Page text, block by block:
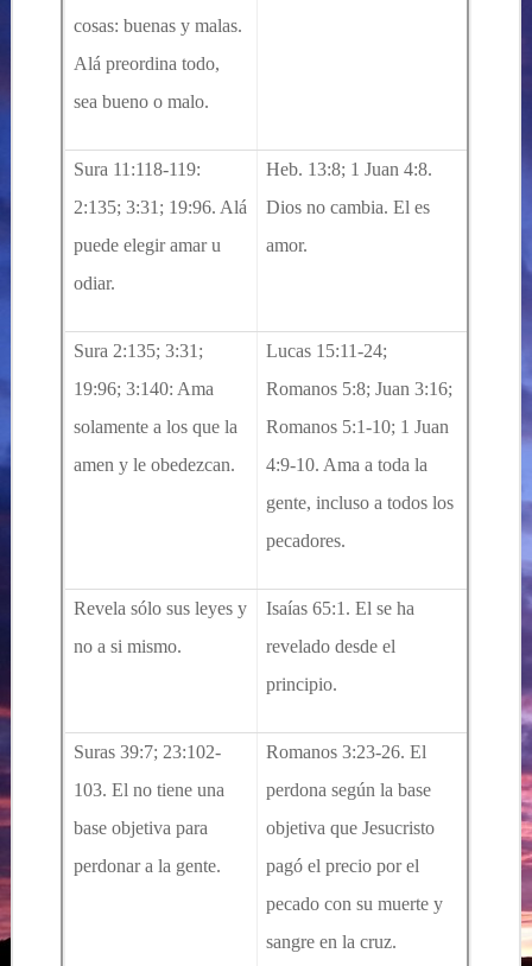
cosas: buenas y malas.
Alá preordina todo,
sea bueno o malo.
Sura 11:118-119:
2:135; 3:31; 19:96. Alá
puede elegir amar u
odiar.
Heb. 13:8; 1 Juan 4:8.
Dios no cambia. El es
amor.
Sura 2:135; 3:31;
19:96; 3:140: Ama
solamente a los que la
amen y le obedezcan.
Lucas 15:11-24;
Romanos 5:8; Juan 3:16;
Romanos 5:1-10; 1 Juan
4:9-10. Ama a toda la
gente, incluso a todos los
pecadores.
Revela sólo sus leyes y
no a si mismo.
Isaías 65:1. El se ha
revelado desde el
principio.
Suras 39:7; 23:102-
103. El no tiene una
base objetiva para
perdonar a la gente.
Romanos 3:23-26. El
perdona según la base
objetiva que Jesucristo
pagó el precio por el
pecado con su muerte y
sangre en la cruz.